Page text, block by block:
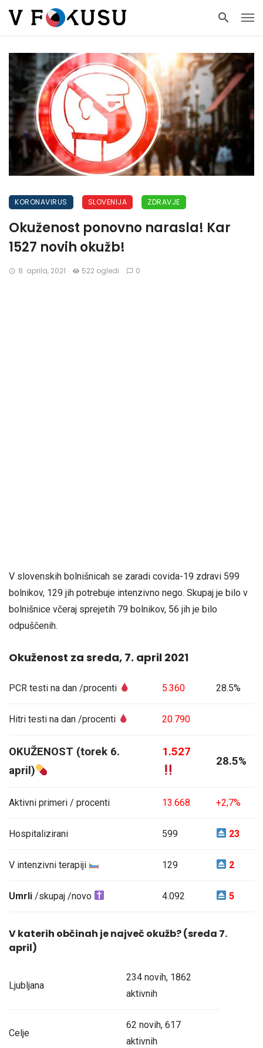
KORONAVIRUS SLOVENIJA ZDRAVJE
Okuženost ponovno narasla! Kar
1527 novih okužb!
8. aprila, 2021 522 ogledi 0
V slovenskih bolnišnicah se zaradi covida-19 zdravi 599
bolnikov, 129 jih potrebuje intenzivno nego. Skupaj je bilo v
bolnišnice včeraj sprejetih 79 bolnikov, 56 jih je bilo
odpuščenih.
Okuženost za sreda, 7. april 2021
PCR testi na dan /procenti 5.360 28.5%
Hitri testi na dan /procenti 20.790
OKUŽENOST (torek 6.
april)
1.527
28.5%
Aktivni primeri / procenti 13.668 +2,7%
Hospitalizirani 599 23
V intenzivni terapiji 129 2
Umrli /skupaj /novo 4.092 5
V katerih občinah je največ okužb? (sreda 7.
april)
Ljubljana
234 novih, 1862
aktivnih
Celje
62 novih, 617
aktivnih